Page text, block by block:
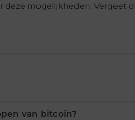
mogelijkheden. Vergeet
van bitcoin?